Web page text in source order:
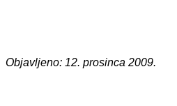
Objavljeno: 12. prosinca 2009.